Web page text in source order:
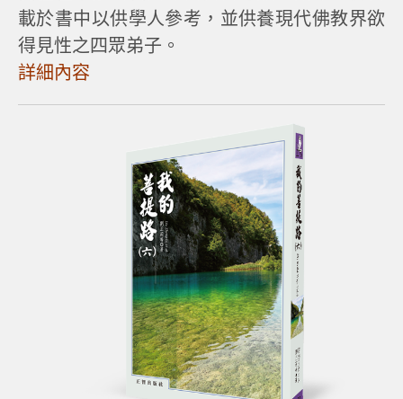
載於書中以供學人參考，並供養現代佛教界欲
得見性之四眾弟子。
詳細內容